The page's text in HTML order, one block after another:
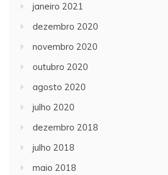
janeiro 2021
dezembro 2020
novembro 2020
outubro 2020
agosto 2020
julho 2020
dezembro 2018
julho 2018
maio 2018